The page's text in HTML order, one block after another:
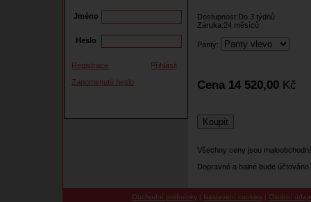
Jméno
Heslo
Registrace
Přihlásit
Zapomenuté heslo
Dostupnost:Do 3 týdnů
Záruka:24 měsíců
Panty:
Cena 14 520,00 Kč
Všechny ceny jsou
Dopravné a balné bude
Obchodní podmínky| Nastavení cookies Osobní